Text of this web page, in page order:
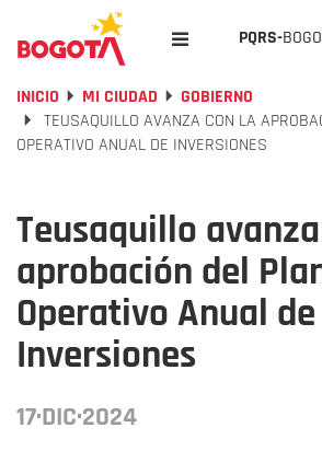
PQRS-
INICIO MI CIUDAD
GOBIERNO
TEUSAQUILLO AVANZA CON LA
OPERATIVO ANUAL DE INVERSIONES
Teusaquillo
aprobación del
Operativo Anual de
Inversiones
17·DIC·2024